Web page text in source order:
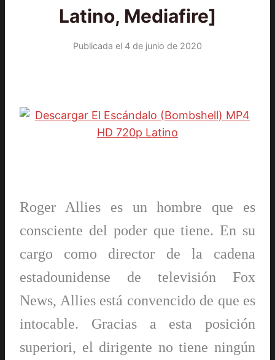
Latino, Mediafire]
Publicada el 4 de junio de 2020
Roger Allies es un hombre que es
consciente del poder que tiene. En su
cargo como director de la cadena
estadounidense de televisión Fox
News, Allies está convencido de que es
intocable. Gracias a esta posición
superiori, el dirigente no tiene ningún